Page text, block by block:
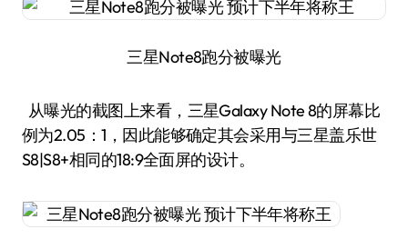
三星Note8跑分被曝光
从曝光的截图上来看，三星Galaxy Note 8的屏幕比
例为2.05：1，因此能够确定其会采用与三星盖乐世
S8|S8+相同的18:9全面屏的设计。